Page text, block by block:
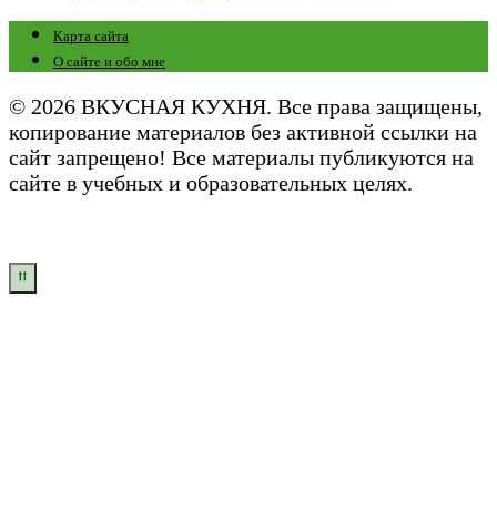
Карта сайта
О сайте и обо мне
© 2026 ВКУСНАЯ КУХНЯ. Все права защищены,
копирование материалов без активной ссылки на
сайт запрещено! Все материалы публикуются на
сайте в учебных и образовательных целях.